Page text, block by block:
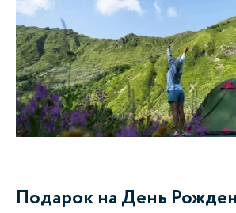
Подарок на День